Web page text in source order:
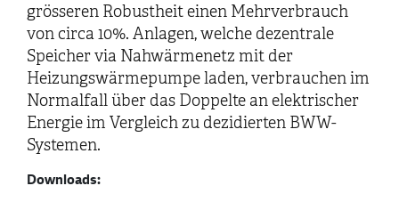
grösseren Robustheit einen Mehrverbrauch
von circa 10%. Anlagen, welche dezentrale
Speicher via Nahwärmenetz mit der
Heizungswärmepumpe laden, verbrauchen im
Normalfall über das Doppelte an elektrischer
Energie im Vergleich zu dezidierten BWW-
Systemen.
Downloads: